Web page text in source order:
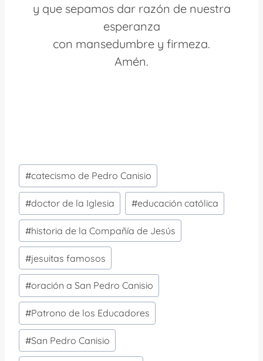
y que sepamos dar razón de nuestra
esperanza
con mansedumbre y firmeza.
Amén.
Etiquetas
de
la
entrada:
#catecismo de Pedro Canisio
#doctor de la Iglesia #educación católica
#historia de la Compañía de Jesús
#jesuitas famosos
#oración a San Pedro Canisio
#Patrono de los Educadores
#San Pedro Canisio